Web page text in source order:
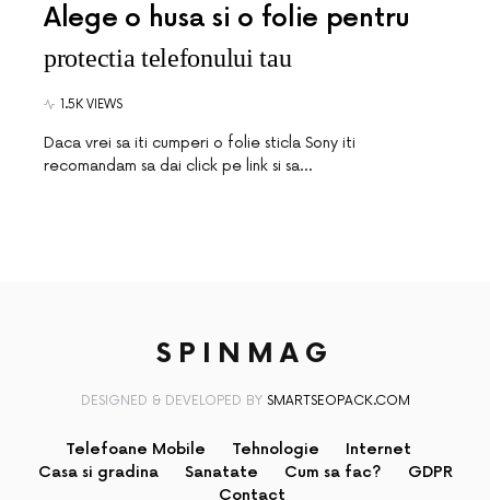
Alege o husa si o folie pentru
protectia telefonului tau
1.5K VIEWS
Daca vrei sa iti cumperi o folie sticla Sony iti
recomandam sa dai click pe link si sa…
SPINMAG
DESIGNED & DEVELOPED BY SMARTSEOPACK.COM
Telefoane Mobile Tehnologie
Internet
Casa si gradina
Sanatate Cum sa fac?
GDPR
Contact